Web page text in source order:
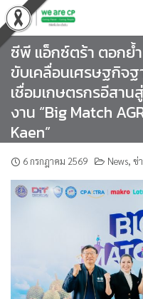
Skip
to
content
ซีพี แอ็กซ์ตร้า ตอกย้
ขับเคลื่อนเศรษฐกิจ
เชื่อมเกษตรกรอีสา
งาน “Big Match
Kaen”
6 กรกฎาคม 2569 News, ข่